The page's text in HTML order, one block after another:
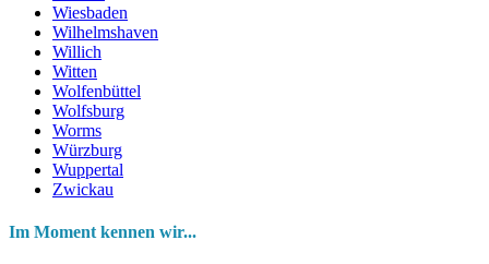
Wiesbaden
Wilhelmshaven
Willich
Witten
Wolfenbüttel
Wolfsburg
Worms
Würzburg
Wuppertal
Zwickau
Im Moment kennen wir...